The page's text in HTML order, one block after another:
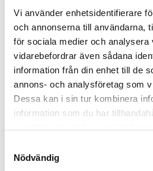
Vi använder enhetsidentifierare
och annonserna till användarna,
för sociala medier och analysera
vidarebefordrar även sådana
information från din enhet till de
annons- och analysföretag som
Dessa kan i sin tur kombinera
information som du har
Nödvändig